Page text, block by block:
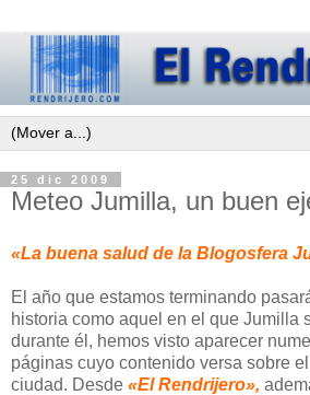
25 dic 2009
Meteo Jumilla, un buen
«La buena salud de la Blogosfera
El año que estamos terminando
historia como aquel en el que Jumilla
durante él, hemos visto aparecer
páginas cuyo contenido versa sobre
ciudad. Desde «El Rendrijero»,